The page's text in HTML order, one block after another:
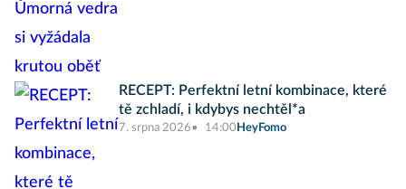
RECEPT: Perfektní letní kombinace, které
tě zchladí, i kdybys nechtěl*a
7. srpna 2026 14:00 HeyFomo